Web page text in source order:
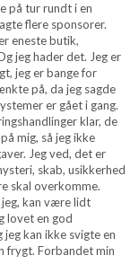
på tur rundt i en
flere sponsorer.
eneste butik,
jeg hader det. Jeg er
jeg er bange for
på, da jeg sagde
er gået i gang.
klar, de
mig, så jeg ikke
Jeg ved, det er
skab, usikkerhed
skal overkomme.
jeg, kan være lidt
lovet en god
kan ikke svigte en
frygt. Forbandet min